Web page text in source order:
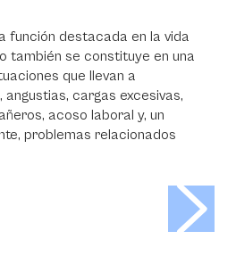
función destacada en la vida
también se constituye en una
que llevan a
cargas excesivas,
acoso laboral y, un
problemas relacionados